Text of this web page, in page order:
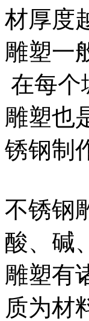
材厚度
雕塑一
在每个
雕塑也
锈钢制
不锈钢
酸、碱
雕塑有
质为材